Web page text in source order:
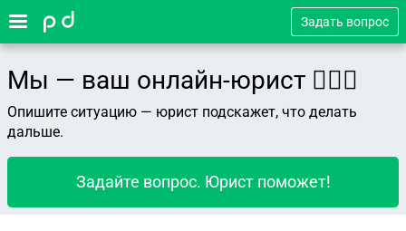
Задать вопрос
Мы — ваш онлайн-юрист 👨🏻‍⚖️
Опишите ситуацию — юрист подскажет, что делать
дальше.
Задайте вопрос. Юрист поможет!